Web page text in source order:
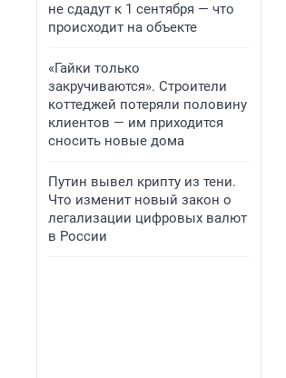
не сдадут к 1 сентября — что
происходит на объекте
«Гайки только
закручиваются». Строители
коттеджей потеряли половину
клиентов — им приходится
сносить новые дома
Путин вывел крипту из тени.
Что изменит новый закон о
легализации цифровых валют
в России